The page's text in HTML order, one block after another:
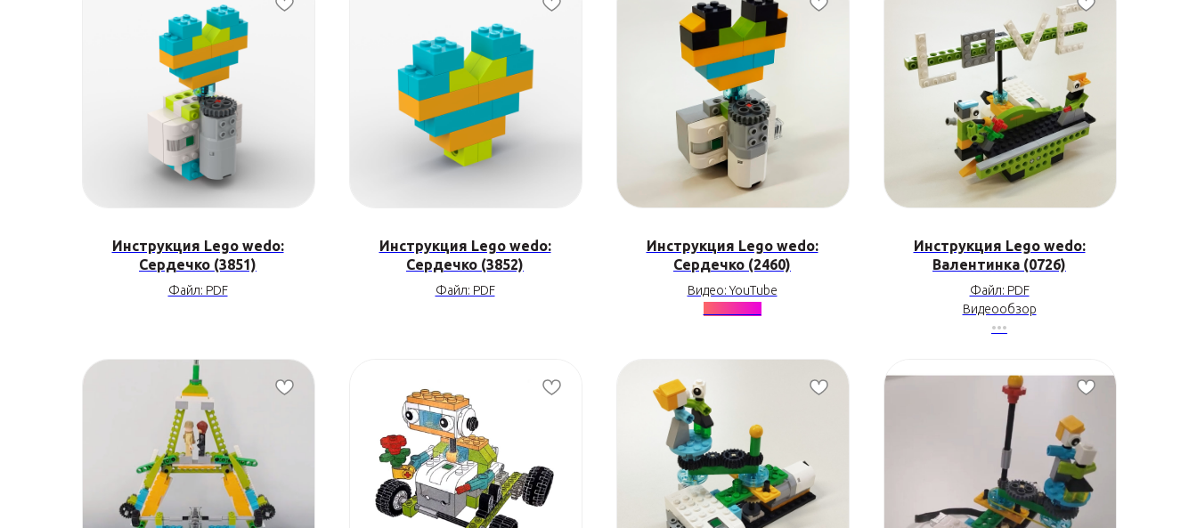
Инструкция Lego wedo:
Сердечко (3851)
Файл: PDF
Инструкция Lego wedo:
Сердечко (3852)
Файл: PDF
Инструкция Lego wedo:
Сердечко (2460)
Видео: YouTube
Инструкция Lego wedo:
Валентинка (0726)
Файл: PDF
Видеообзор
•••